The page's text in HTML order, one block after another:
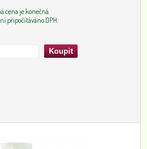
cena je konečná.
připočítáváno DPH.